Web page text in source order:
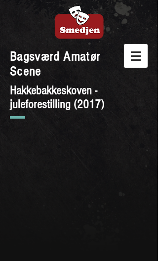
Bagsværd Amatør
Scene
Hakkebakkeskoven -
juleforestilling (2017)